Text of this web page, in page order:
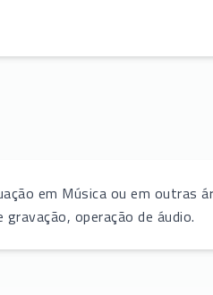
em Música ou em outras
operação de áudio.